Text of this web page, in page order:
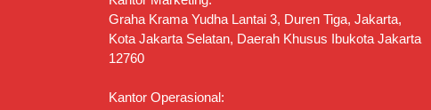
Graha Krama Yudha Lantai 3, Duren Tiga, Jakarta,
Kota Jakarta Selatan, Daerah Khusus Ibukota Jakarta
12760
Kantor Operasional: